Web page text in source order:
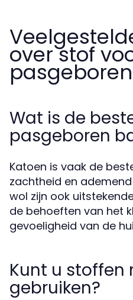
over stof
Wat is de
pasgeboren
Katoen is vaak de
zachtheid en
wol zijn ook
de behoeften van het
gevoeligheid van de
Kunt u stoffen
gebruiken?